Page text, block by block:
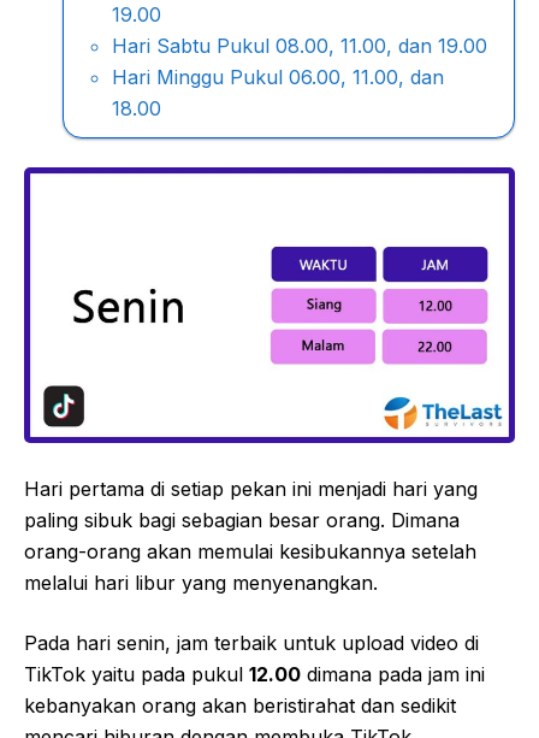
19.00
Hari Sabtu Pukul 08.00, 11.00, dan 19.00
Hari Minggu Pukul 06.00, 11.00, dan
18.00
Hari pertama di setiap pekan ini menjadi hari yang
paling sibuk bagi sebagian besar orang. Dimana
orang-orang akan memulai kesibukannya setelah
melalui hari libur yang menyenangkan.
Pada hari senin, jam terbaik untuk upload video di
TikTok yaitu pada pukul 12.00 dimana pada jam ini
kebanyakan orang akan beristirahat dan sedikit